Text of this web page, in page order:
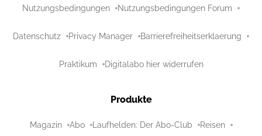
Nutzungsbedingungen Nutzungsbedingungen Forum
Datenschutz Privacy Manager Barrierefreiheitserklaerung
Praktikum Digitalabo hier widerrufen
Produkte
Magazin Abo Laufhelden: Der Abo-Club Reisen